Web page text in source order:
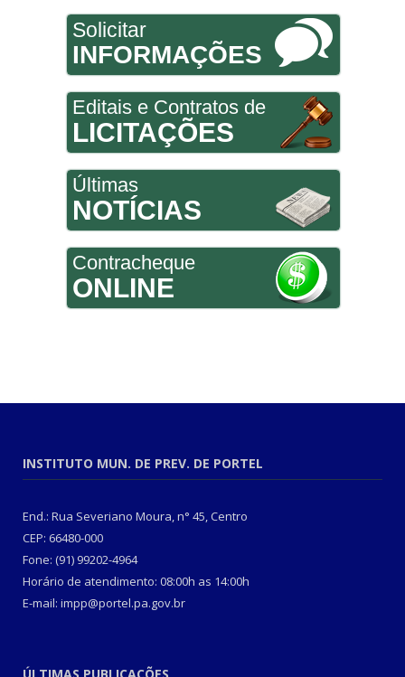
Solicitar
INFORMAÇÕES
Editais e Contratos de
LICITAÇÕES
Últimas
NOTÍCIAS
Contracheque
ONLINE
INSTITUTO MUN. DE PREV. DE PORTEL
End.: Rua Severiano Moura, n° 45, Centro
CEP: 66480-000
Fone: (91) 99202-4964
Horário de atendimento: 08:00h as 14:00h
E-mail: impp@portel.pa.gov.br